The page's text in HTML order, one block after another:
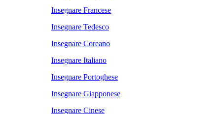
Insegnare Francese
Insegnare Tedesco
Insegnare Coreano
Insegnare Italiano
Insegnare Portoghese
Insegnare Giapponese
Insegnare Cinese